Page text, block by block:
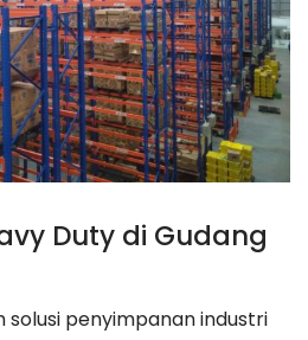
Duty di Gudang
solusi penyimpanan industri